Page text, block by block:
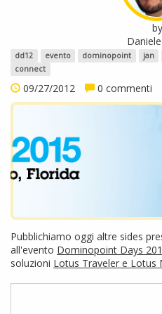
by
dd12 evento dominopoint jan
connect
09/27/2012 0 commenti
Pubblichiamo oggi altre sides
all'evento Dominopoint Days
soluzioni Lotus Traveler e Lotus